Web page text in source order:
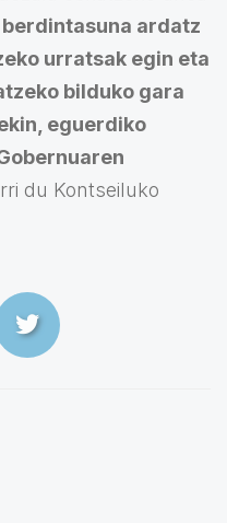
ardatz
urratsak egin eta
bilduko gara
eguerdiko
du Kontseiluko